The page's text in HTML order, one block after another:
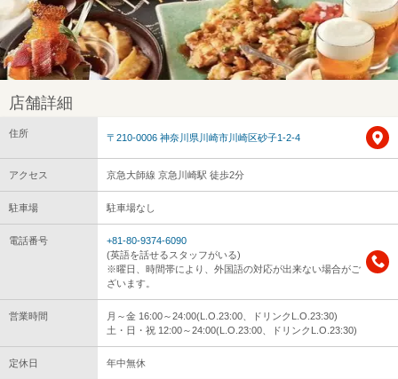
店舗詳細
住所 〒210-0006 神奈川県川崎市川崎区砂子1-2-4
アクセス 京急大師線 京急川崎駅 徒歩2分
駐車場 駐車場なし
電話番号
+81-80-9374-6090
(英語を話せるスタッフがいる)
※曜日、時間帯により、外国語の対応が出来ない場合がご
ざいます。
営業時間
月～金 16:00～24:00(L.O.23:00、ドリンクL.O.23:30)
土・日・祝 12:00～24:00(L.O.23:00、ドリンクL.O.23:30)
定休日 年中無休